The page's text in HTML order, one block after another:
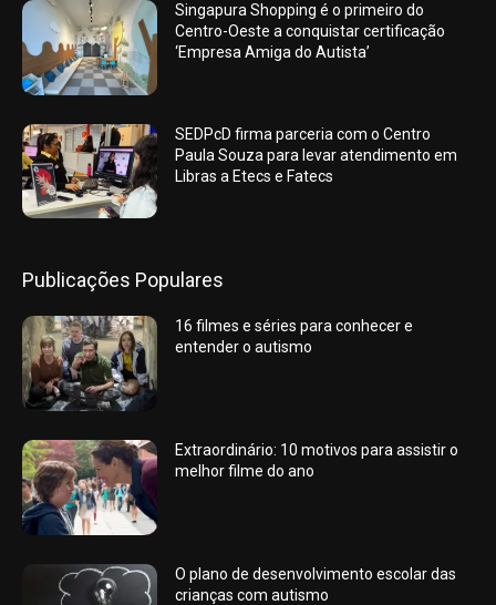
Singapura Shopping é o primeiro do
Centro-Oeste a conquistar certificação
‘Empresa Amiga do Autista’
SEDPcD firma parceria com o Centro
Paula Souza para levar atendimento em
Libras a Etecs e Fatecs
Publicações Populares
16 filmes e séries para conhecer e
entender o autismo
Extraordinário: 10 motivos para assistir o
melhor filme do ano
O plano de desenvolvimento escolar das
crianças com autismo